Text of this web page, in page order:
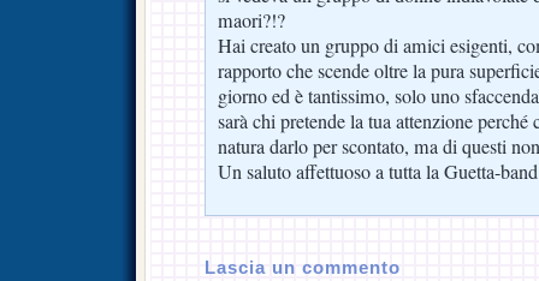
maori?!?
Hai creato un gruppo di amici esigenti,
rapporto che scende oltre la pura
giorno ed è tantissimo, solo uno
sarà chi pretende la tua attenzione perché
natura darlo per scontato, ma di questi
Un saluto affettuoso a tutta la Guetta-
Lascia un commento